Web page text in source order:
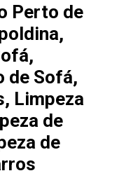
Perto de
de Sofá,
Limpeza
de
de